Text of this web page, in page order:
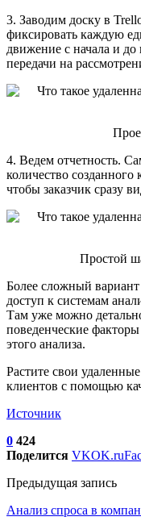
3. Заводим доску в
фиксировать каждую
движение с начала и до
передачи на
4. Ведем отчетность.
количество
чтобы заказчик сразу
Простой
Более сложный
доступ к системам
Там уже можно
поведенческие
этого анализа.
Растите свои
клиентов с помощью
Источник
0 424
Поделится VKOK.ru
Предыдущая запись
Анализ спроса в